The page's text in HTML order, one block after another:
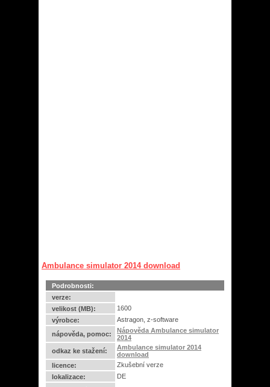
Ambulance simulator 2014 download
Podrobnosti:
verze:
velikost (MB):
1600
výrobce:
Astragon, z-software
nápověda, pomoc:
Nápověda Ambulance simulator
2014
odkaz ke stažení:
Ambulance simulator 2014
download
licence:
Zkušební verze
lokalizace:
DE